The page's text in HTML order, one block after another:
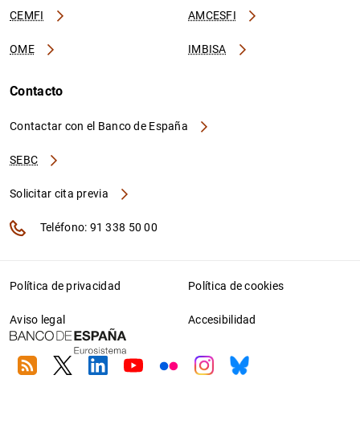
CEMFI AMCESFI
OME IMBISA
Contacto
Contactar con el Banco de España
SEBC
Solicitar cita previa
Teléfono: 91 338 50 00
Política de privacidad Política de cookies
Aviso legal Accesibilidad
RSS TwitterLinkedin
YoutubeFlickrInstagram
Bluesky